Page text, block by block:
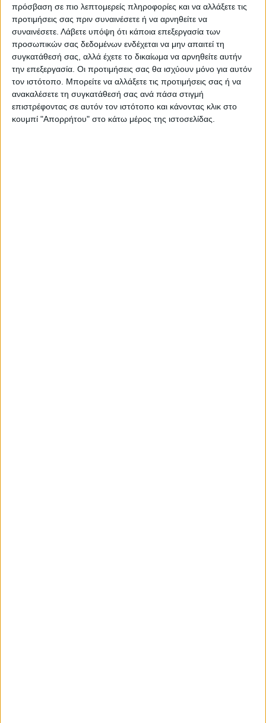
πρόσβαση σε πιο λεπτομερείς πληροφορίες και να αλλάξετε τις
προτιμήσεις σας πριν συναινέσετε ή να αρνηθείτε να
συναινέσετε. Λάβετε υπόψη ότι κάποια επεξεργασία των
προσωπικών σας δεδομένων ενδέχεται να μην απαιτεί τη
συγκατάθεσή σας, αλλά έχετε το δικαίωμα να αρνηθείτε αυτήν
την επεξεργασία. Οι προτιμήσεις σας θα ισχύουν μόνο για αυτόν
τον ιστότοπο. Μπορείτε να αλλάξετε τις προτιμήσεις σας ή να
ανακαλέσετε τη συγκατάθεσή σας ανά πάσα στιγμή
επιστρέφοντας σε αυτόν τον ιστότοπο και κάνοντας κλικ στο
κουμπί "Απορρήτου" στο κάτω μέρος της ιστοσελίδας.
ΘΕΜΑ ΤΗΣ ΗΜΕΡΑΣ
Θέμα ημέρας : Οι συνταξιούχοι ζητούν να
επιστραφεί η 13η σύνταξη. Συμφωνείτε;